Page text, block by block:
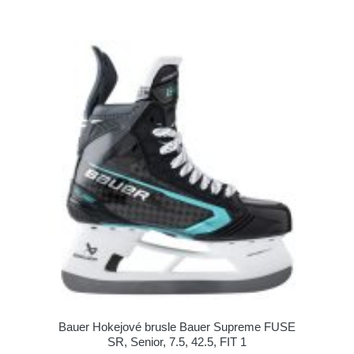
Bauer Hokejové brusle Bauer Supreme FUSE
SR, Senior, 7.5, 42.5, FIT 1